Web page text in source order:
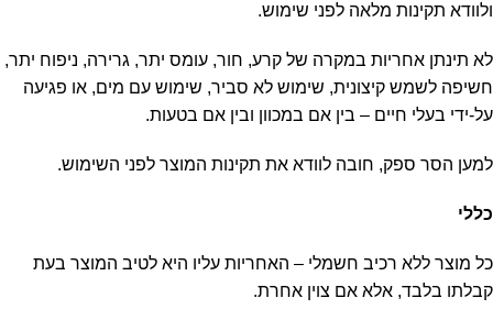
ולוודא תקינות מלאה לפני שימוש.
לא תינתן אחריות במקרה של קרע, חור, עומס יתר, גרירה, ניפוח יתר,
חשיפה לשמש קיצונית, שימוש לא סביר, שימוש עם מים, או פגיעה
על-ידי בעלי חיים – בין אם במכוון ובין אם בטעות.
למען הסר ספק, חובה לוודא את תקינות המוצר לפני השימוש.
כללי
כל מוצר ללא רכיב חשמלי – האחריות עליו היא לטיב המוצר בעת
קבלתו בלבד, אלא אם צוין אחרת.